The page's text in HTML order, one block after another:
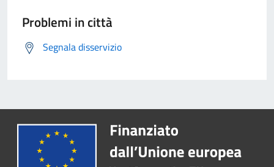
Problemi in città
Segnala disservizio